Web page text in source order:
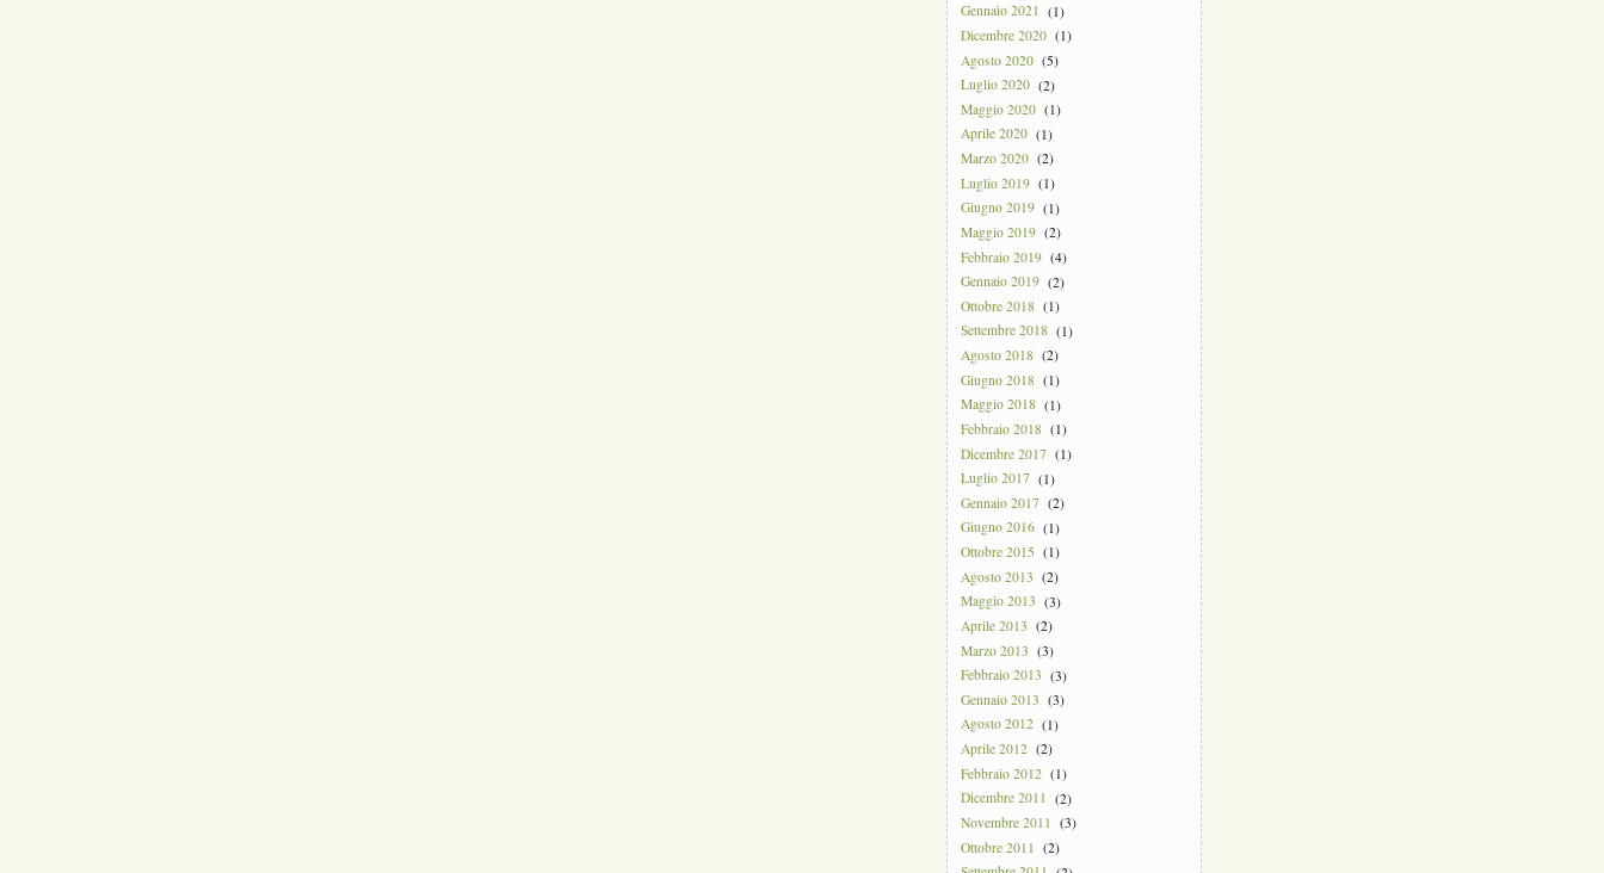
Gennaio 2021 (1)
Dicembre 2020 (1)
Agosto 2020 (5)
Luglio 2020 (2)
Maggio 2020 (1)
Aprile 2020 (1)
Marzo 2020 (2)
Luglio 2019 (1)
Giugno 2019 (1)
Maggio 2019 (2)
Febbraio 2019 (4)
Gennaio 2019 (2)
Ottobre 2018 (1)
Settembre 2018 (1)
Agosto 2018 (2)
Giugno 2018 (1)
Maggio 2018 (1)
Febbraio 2018 (1)
Dicembre 2017 (1)
Luglio 2017 (1)
Gennaio 2017 (2)
Giugno 2016 (1)
Ottobre 2015 (1)
Agosto 2013 (2)
Maggio 2013 (3)
Aprile 2013 (2)
Marzo 2013 (3)
Febbraio 2013 (3)
Gennaio 2013 (3)
Agosto 2012 (1)
Aprile 2012 (2)
Febbraio 2012 (1)
Dicembre 2011 (2)
Novembre 2011 (3)
Ottobre 2011 (2)